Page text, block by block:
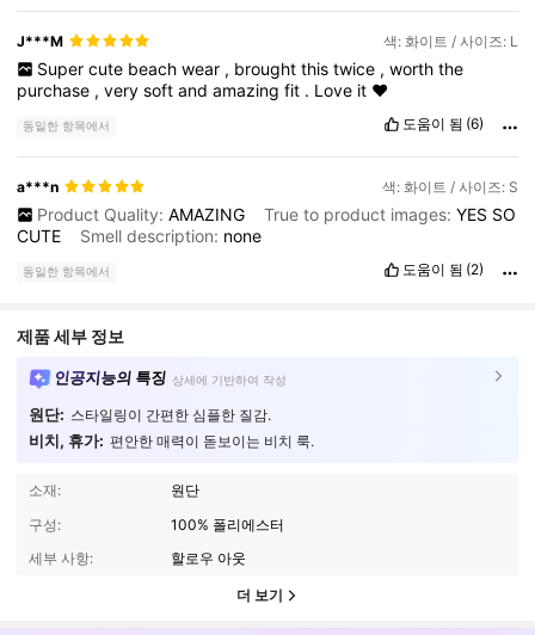
J***M 색: 화이트 / 사이즈: L
Super cute beach wear , brought this twice , worth the
purchase ,verysoftandamazingfit . Love it ❤️
동일한 항목에서 도움이 됨 (6)
a***n 색: 화이트 / 사이즈: S
Product Quality: AMAZING True to product images: YES SO
CUTE
Smell description: none
동일한 항목에서 도움이 됨 (2)
제품 세부 정보
인공지능의 특징 상세에 기반하여 작성
원단: 스타일링이 간편한 심플한 질감.
비치, 휴가: 편안한 매력이 돋보이는 비치 룩.
소재:
원단
구성:
100% 폴리에스터
세부 사항:
할로우 아웃
더 보기